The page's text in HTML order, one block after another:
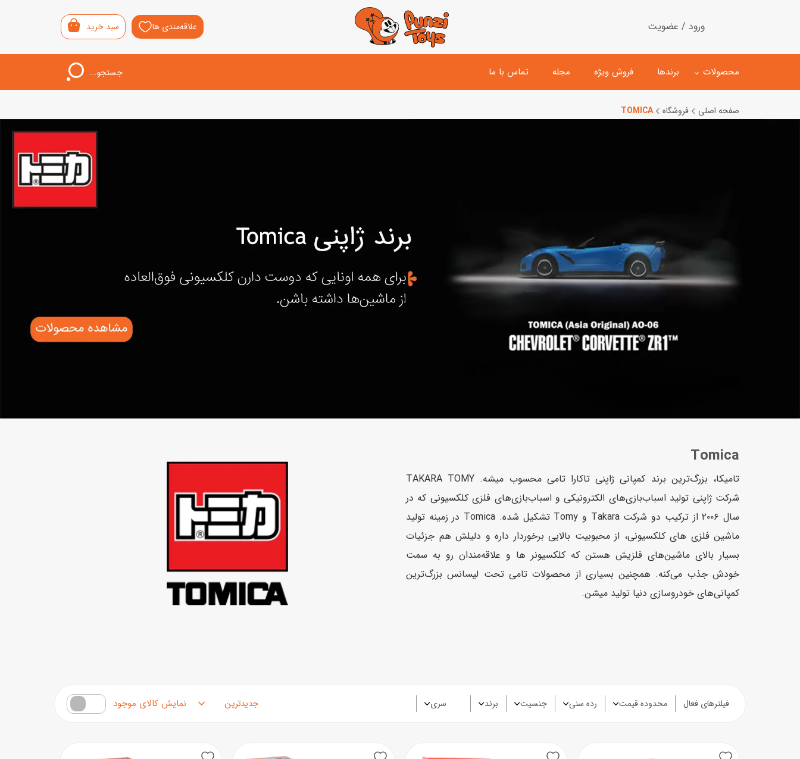
ورود / عضویت علاقه‌مندی ها سبد خرید
محصولات
هلیکوپتر و هواپیما
بازی های آبی
اسباب بازی بادی
خانه و لوازم عروسک
حیوانات مینیاتوری
لباس و ماسک
کیف و کوله پشتی
اسباب‌بازی چوبی
برندها فروش ویژه مجله تماس با ما جستجو...
صفحه اصلی فروشگاه TOMICA
Tomica
تامیکا، بزرگ‌ترین برند کمپانی ژاپنی تاکارا تامی محسوب میشه. TAKARA TOMY
شرکت ژاپنی تولید اسباب‌بازی‌های الکترونیکی و اسباب‌بازی‌های فلزی کلکسیونی که در
سال ۲۰۰۶ از ترکیب دو شرکت Takara و Tomy تشکیل شده. Tomica در زمینه تولید
ماشین فلزی های کلکسیونی، از محبوبیت بالایی برخوردار داره و دلیلش هم جزئیات
بسیار بالای ماشین‌های فلزیش هستن که کلکسیونر ها و علاقه‌مندان رو به سمت
خودش جذب می‌کنه. همچنین بسیاری از محصولات تامی تحت لیسانس بزرگ‌ترین
کمپانی‌های خودروسازی‌ دنیا تولید میشن.
فیلترهای فعال محدوده قیمت رده سنی جنسیت برند سری مرتب‌سازی محصولات
فقط کالاهای موجود